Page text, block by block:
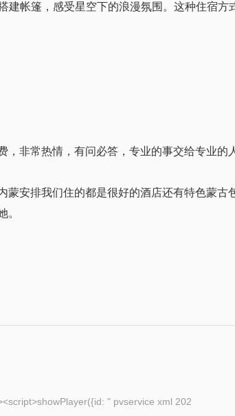
建帐篷，感受星空下的浪漫氛围。这种住宿方
非常热情，有问必答，专业的事交给专业的
蒙安排我们住的都是很好的酒店还有特色蒙古
。
script><script>showPlayer({id: " pvservice xml 202